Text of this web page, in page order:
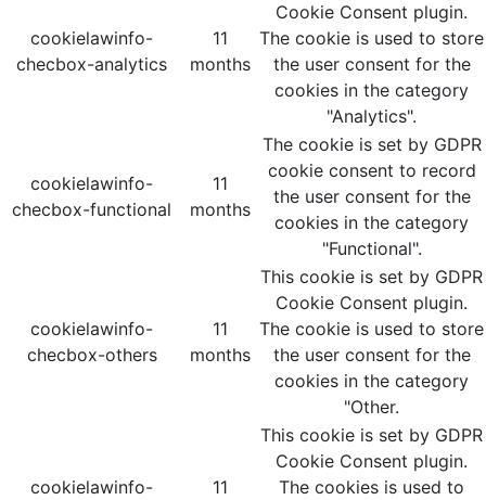
cookielawinfo-
checbox-analytics
11
months
Cookie Consent plugin.
The cookie is used to store
the user consent for the
cookies in the category
"Analytics".
cookielawinfo-
checbox-functional
11
months
The cookie is set by GDPR
cookie consent to record
the user consent for the
cookies in the category
"Functional".
cookielawinfo-
checbox-others
11
months
This cookie is set by GDPR
Cookie Consent plugin.
The cookie is used to store
the user consent for the
cookies in the category
"Other.
cookielawinfo-
11
This cookie is set by GDPR
Cookie Consent plugin.
The cookies is used to